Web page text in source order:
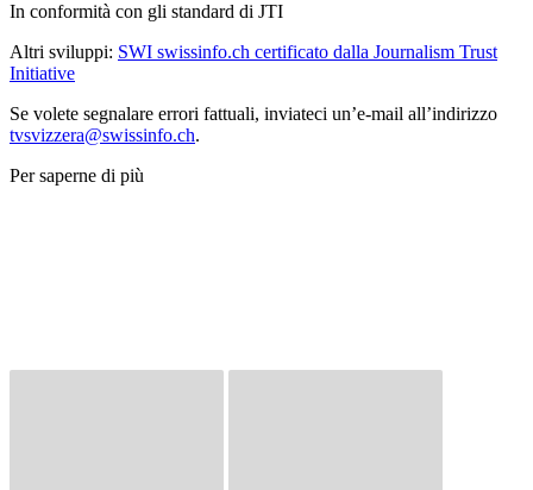
In conformità con gli standard di JTI
Altri sviluppi: SWI swissinfo.ch certificato dalla Journalism Trust
Initiative
Se volete segnalare errori fattuali, inviateci un’e-mail all’indirizzo
tvsvizzera@swissinfo.ch.
Per saperne di più